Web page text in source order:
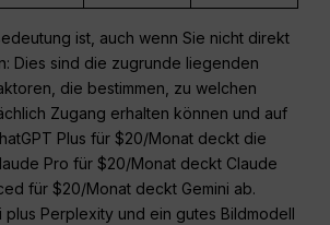
ist, auch wenn Sie nicht direkt
Dies sind die zugrunde liegenden
die bestimmen, zu welchen
Zugang erhalten können und auf
Plus für $20/Monat deckt die
Pro für $20/Monat deckt Claude
für $20/Monat deckt Gemini ab.
plus Perplexity und ein gutes Bildmodell